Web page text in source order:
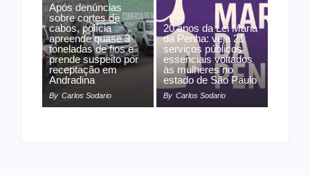
Após denúncias
sobre cortes de
cabos, polícia
apreende quase 3
toneladas de fios e
prende suspeito por
receptação em
Andradina
By Carlos Sodario
20 anos da Lei Maria
da Penha: veja 21
serviços públicos
essenciais voltados
às mulheres no
estado de São Paulo
By Carlos Sodario